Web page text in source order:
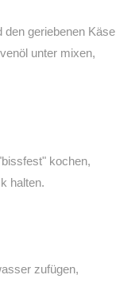
den geriebenen Käse
unter mixen,
kochen,
halten.
zufügen,